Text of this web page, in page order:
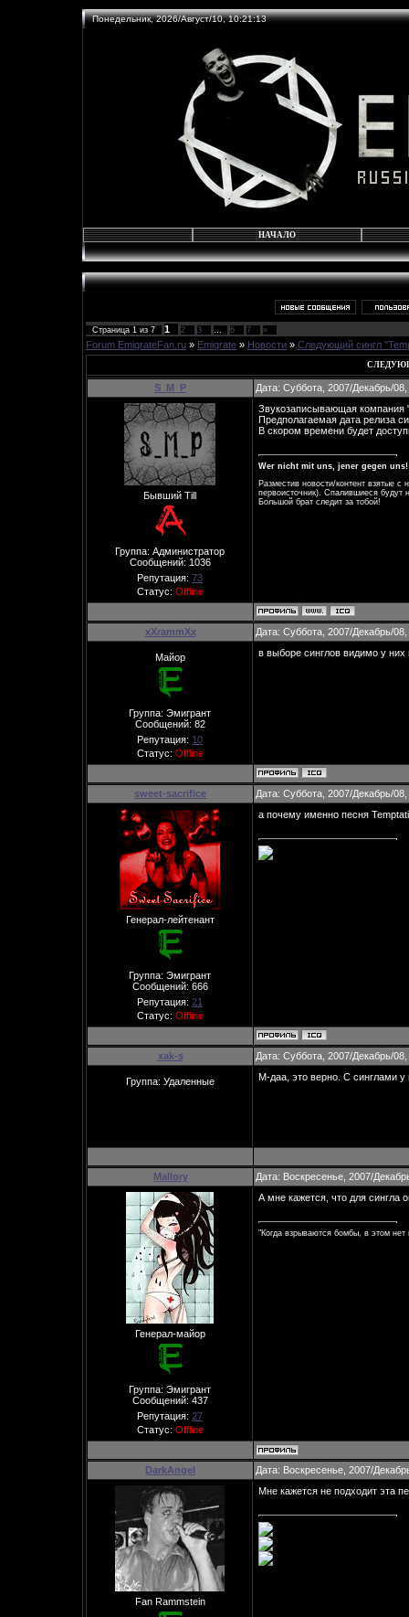
Понедельник, 2026/Август/10, 10:21:13
НАЧАЛО
Страница 1 из 7 1 2 3 … 6 7 »
Forum EmigrateFan.ru » Emigrate » Новости » Следующий сингл
S_M_P Дата: Суббота, 2007/Декабрь/
Бывший Till
Группа: Администратор
Сообщений: 1036
Репутация: 73
Статус: Offline
Звукозаписывающая компания
Предполагаемая дата релиза
В скором времени будет
Wer nicht mit uns, jener gegen uns!
Разместив новости/контент взятые
первоисточник). Спалившиеся будут
Большой брат следит за тобой!
xXrammXx Дата: Суббота, 2007/Декабрь/
Майор
Группа: Эмигрант
Сообщений: 82
Репутация: 10
Статус: Offline
в выборе синглов видимо у ниx
sweet-sacrifice Дата: Суббота, 2007/Декабрь/
Генерал-лейтенант
Группа: Эмигрант
Сообщений: 666
Репутация: 21
Статус: Offline
а почему именно песня
xak-s Дата: Суббота, 2007/Декабрь/
Группа: Удаленные М-даа, это верно. С синглами у
Mallory Дата: Воскресенье, 2007/
Генерал-майор
Группа: Эмигрант
Сообщений: 437
Репутация: 27
Статус: Offline
А мне кажется, что для сингла
"Когда взрываются бомбы, в этом нет
DarkAngel Дата: Воскресенье, 2007/
Fan Rammstein
Мне кажется не подходит эта